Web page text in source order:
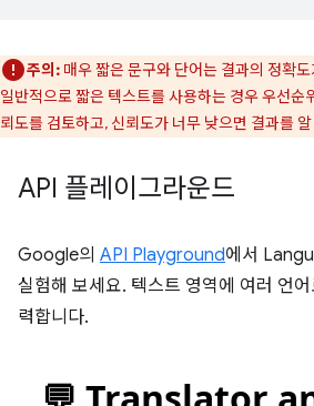
주의: 매우 짧은 문구와 단어는 결과의 정확
일반적으로 짧은 텍스트를 사용하는 경우 우선순
뢰도를 검토하고, 신뢰도가 너무 낮으면 결과를
API 플레이그라운드
Google의 API Playground에서
실험해 보세요. 텍스트 영역에 여러 언
력합니다.